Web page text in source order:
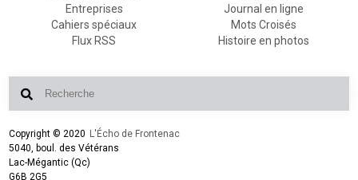
Entreprises
Cahiers spéciaux
Flux RSS
Journal en ligne
Mots Croisés
Histoire en photos
Copyright © 2020 L'Écho de Frontenac
5040, boul. des Vétérans
Lac-Mégantic (Qc)
G6B 2G5